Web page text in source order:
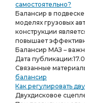
самостоятельно?
Балансир в
моделях грузовых
конструкции
повышает
Балансир МАЗ –
Дата публикации:
Связанные
балансир
Как регулировать
Двухдисковое